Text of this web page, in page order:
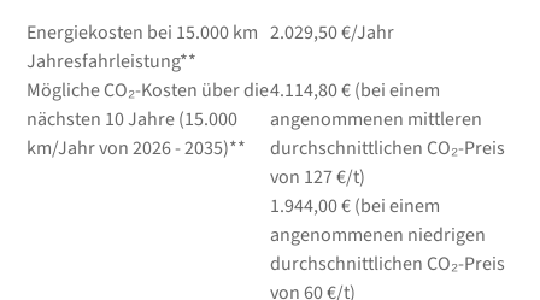
Energiekosten bei 15.000 km
Jahresfahrleistung**
2.029,50 €/Jahr
Mögliche CO₂-Kosten über die
nächsten 10 Jahre (15.000
km/Jahr von 2026 - 2035)**
4.114,80 € (bei einem
angenommenen mittleren
durchschnittlichen CO₂-Preis
von 127 €/t)
1.944,00 € (bei einem
angenommenen niedrigen
durchschnittlichen CO₂-Preis
von 60 €/t)